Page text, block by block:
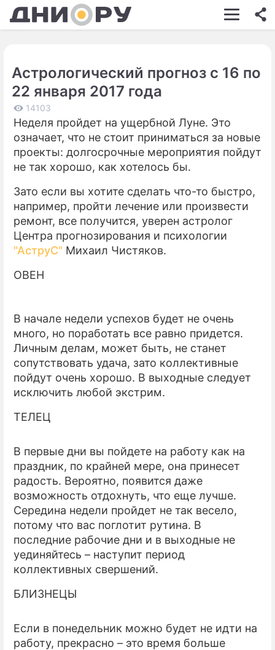
ШОУ-БИЗНЕС
КИНО
ЗДОРОВЬЕ
ЭКОНОМИКА
СТИЛЬ ЖИЗНИ
О ПРОЕКТЕ
Астрологический прогноз с 16 по
22 января 2017 года
14103
Неделя пройдет на ущербной Луне. Это
означает, что не стоит приниматься за новые
проекты: долгосрочные мероприятия пойдут
не так хорошо, как хотелось бы.
Зато если вы хотите сделать что-то быстро,
например, пройти лечение или произвести
ремонт, все получится, уверен астролог
Центра прогнозирования и психологии
"АструС" Михаил Чистяков.
ОВЕН
В начале недели успехов будет не очень
много, но поработать все равно придется.
Личным делам, может быть, не станет
сопутствовать удача, зато коллективные
пойдут очень хорошо. В выходные следует
исключить любой экстрим.
ТЕЛЕЦ
В первые дни вы пойдете на работу как на
праздник, по крайней мере, она принесет
радость. Вероятно, появится даже
возможность отдохнуть, что еще лучше.
Середина недели пройдет не так весело,
потому что вас поглотит рутина. В
последние рабочие дни и в выходные не
уединяйтесь – наступит период
коллективных свершений.
БЛИЗНЕЦЫ
Если в понедельник можно будет не идти на
работу, прекрасно – это время больше